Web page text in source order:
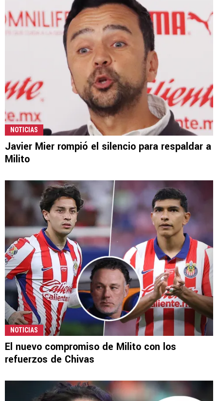
NOTICIAS
Javier Mier rompió el silencio para respaldar a
Milito
NOTICIAS
El nuevo compromiso de Milito con los
refuerzos de Chivas